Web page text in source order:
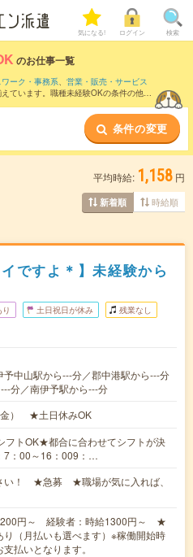
気になる! ログイン 検索
のお仕事一覧
ーク・事務系、 営業・販売・サービス
ています。職種未経験OKの条件の他
条件の変更
平均時給: 1,158 円
新着順 時給順
ですよ＊】未経験から
土日祝日が休み 残業なし
中山駅から---分／郡中港駅から---分
分／南伊予駅から---分
金） ★土日休みOK
フトOK★都合に合わせてシフトが決
7：00～16：009：…
い！ ★急募 ★職場が気に入れば、
円～ 経験者：時給1300円～ ★
り（月払いも選べます）※稼働開始時
払いとなります。